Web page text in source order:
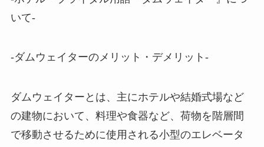
いて-
-ダムウェイターのメリット・デメリット-
ダムウェイター とは、主にホテルや結婚式場など
の建物において、料理や食器など、荷物を階層間
で移動させるために使用される小型のエレベータ